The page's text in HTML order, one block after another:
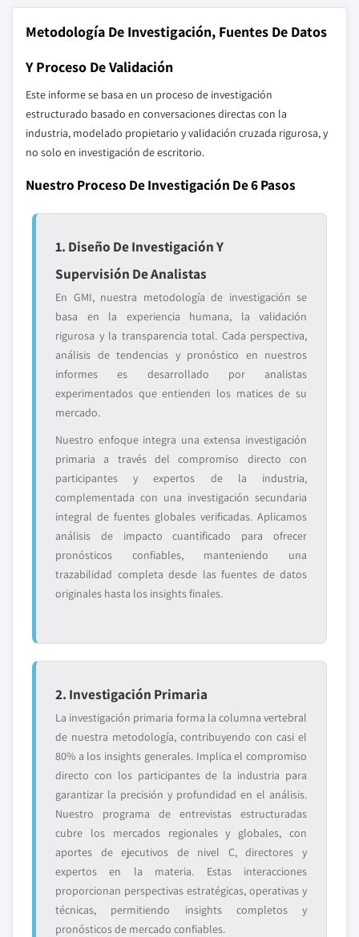
Metodología De Investigación, Fuentes De Datos
Y Proceso De Validación
Este informe se basa en un proceso de investigación
estructurado basado en conversaciones directas con la
industria, modelado propietario y validación cruzada rigurosa, y
no solo en investigación de escritorio.
Nuestro Proceso De Investigación De 6 Pasos
1. Diseño De Investigación Y
Supervisión De Analistas
En GMI, nuestra metodología de investigación se
basa en la experiencia humana, la validación
rigurosa y la transparencia total. Cada perspectiva,
análisis de tendencias y pronóstico en nuestros
informes es desarrollado por analistas
experimentados que entienden los matices de su
mercado.
Nuestro enfoque integra una extensa investigación
primaria a través del compromiso directo con
participantes y expertos de la industria,
complementada con una investigación secundaria
integral de fuentes globales verificadas. Aplicamos
análisis de impacto cuantificado para ofrecer
pronósticos confiables, manteniendo una
trazabilidad completa desde las fuentes de datos
originales hasta los insights finales.
2. Investigación Primaria
La investigación primaria forma la columna vertebral
de nuestra metodología, contribuyendo con casi el
80% a los insights generales. Implica el compromiso
directo con los participantes de la industria para
garantizar la precisión y profundidad en el análisis.
Nuestro programa de entrevistas estructuradas
cubre los mercados regionales y globales, con
aportes de ejecutivos de nivel C, directores y
expertos en la materia. Estas interacciones
proporcionan perspectivas estratégicas, operativas y
técnicas, permitiendo insights completos y
pronósticos de mercado confiables.